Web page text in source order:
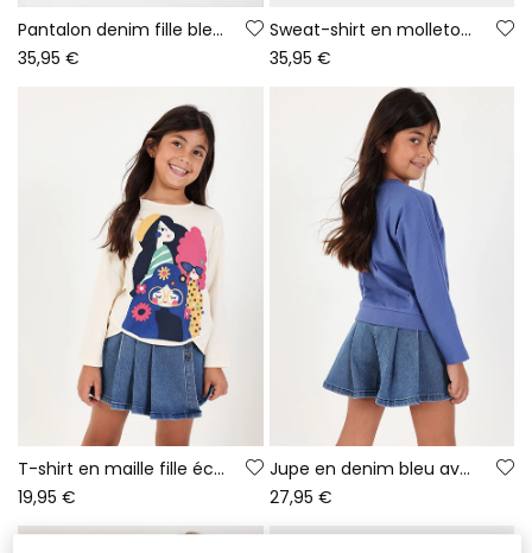
Pantalon denim fille bleu avec patches de fleurs
35,95 €
Sweat-shirt en molleton fille fraise à capuche imprimée
35,95 €
T-shirt en maille fille écru imprimé amies
19,95 €
Jupe en denim bleu avec boutons
27,95 €